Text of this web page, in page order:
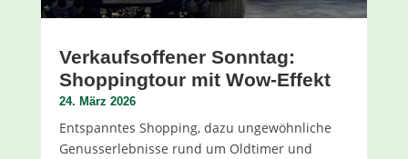
Verkaufsoffener Sonntag:
Shoppingtour mit Wow-Effekt
24. März 2026
Entspanntes Shopping, dazu ungewöhnliche
Genusserlebnisse rund um Oldtimer und